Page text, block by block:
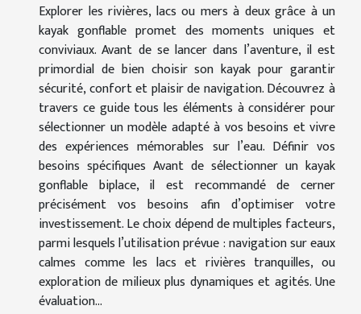
Explorer les rivières, lacs ou mers à deux grâce à un
kayak gonflable promet des moments uniques et
conviviaux. Avant de se lancer dans l’aventure, il est
primordial de bien choisir son kayak pour garantir
sécurité, confort et plaisir de navigation. Découvrez à
travers ce guide tous les éléments à considérer pour
sélectionner un modèle adapté à vos besoins et vivre
des expériences mémorables sur l’eau. Définir vos
besoins spécifiques Avant de sélectionner un kayak
gonflable biplace, il est recommandé de cerner
précisément vos besoins afin d’optimiser votre
investissement. Le choix dépend de multiples facteurs,
parmi lesquels l’utilisation prévue : navigation sur eaux
calmes comme les lacs et rivières tranquilles, ou
exploration de milieux plus dynamiques et agités. Une
évaluation...